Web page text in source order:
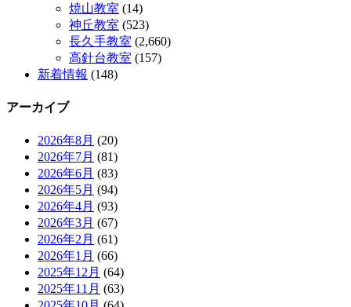
焼山教室 (14)
神丘教室 (523)
長久手教室 (2,660)
高針台教室 (157)
新着情報 (148)
アーカイブ
2026年8月 (20)
2026年7月 (81)
2026年6月 (83)
2026年5月 (94)
2026年4月 (93)
2026年3月 (67)
2026年2月 (61)
2026年1月 (66)
2025年12月 (64)
2025年11月 (63)